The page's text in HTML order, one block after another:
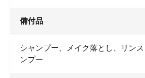
備付品
シャンプー メイク落とし リンス
ンプー